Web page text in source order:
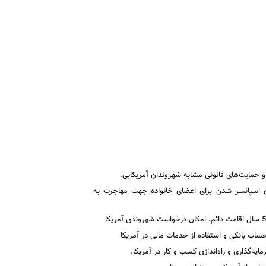
حمایت‌های قانونی مشابه شهروندان آمریکایی.
اسپانسر شدن برای اعضای خانواده جهت مهاجرت به
بانکی و استفاده از خدمات مالی در آمریکا
و راه‌اندازی کسب و کار در آمریکا.